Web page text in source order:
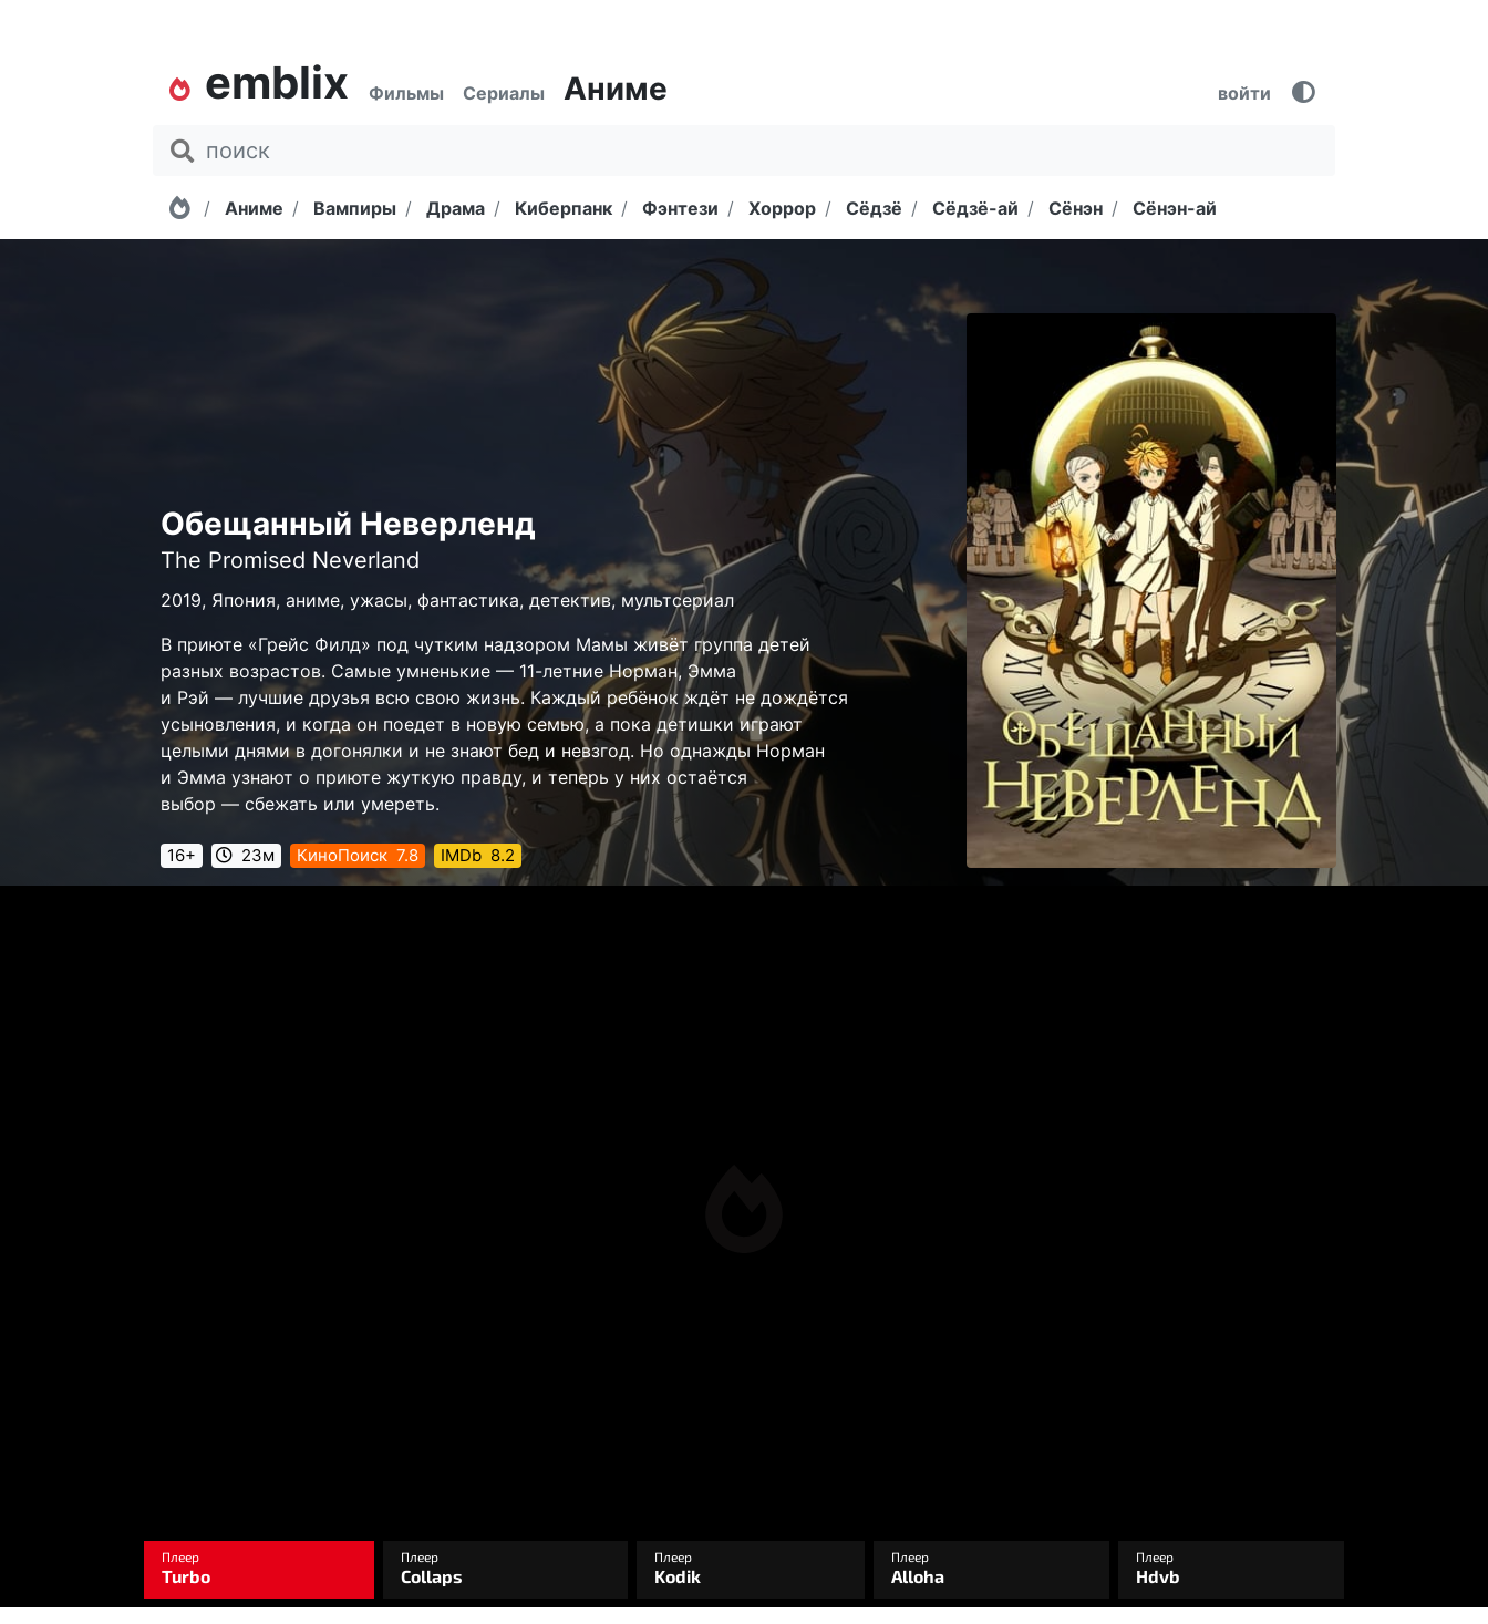
emblix Фильмы Сериалы Аниме войти
Главная
Аниме Вампиры Драма Киберпанк Фэнтези Хоррор Сёдзё Сёдзё-ай Сёнэн Сёнэн-ай
Обещанный Неверленд
The Promised Neverland
2019, Япония, аниме, ужасы, фантастика, детектив, мультсериал
В приюте «Грейс Филд» под чутким надзором Мамы живёт группа детей
разных возрастов. Самые умненькие — 11-летние Норман, Эмма
и Рэй — лучшие друзья всю свою жизнь. Каждый ребёнок ждёт не дождётся
усыновления, и когда он поедет в новую семью, а пока детишки играют
целыми днями в догонялки и не знают бед и невзгод. Но однажды Норман
и Эмма узнают о приюте жуткую правду, и теперь у них остаётся
выбор — сбежать или умереть.
16+ 23м КиноПоиск 7.8 IMDb 8.2